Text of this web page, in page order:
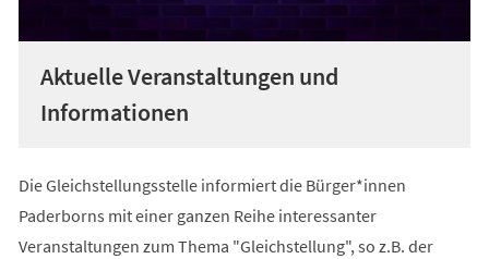
Aktuelle Veranstaltungen und
Informationen
Die Gleichstellungsstelle informiert die Bürger*innen
Paderborns mit einer ganzen Reihe interessanter
Veranstaltungen zum Thema "Gleichstellung", so z.B. der